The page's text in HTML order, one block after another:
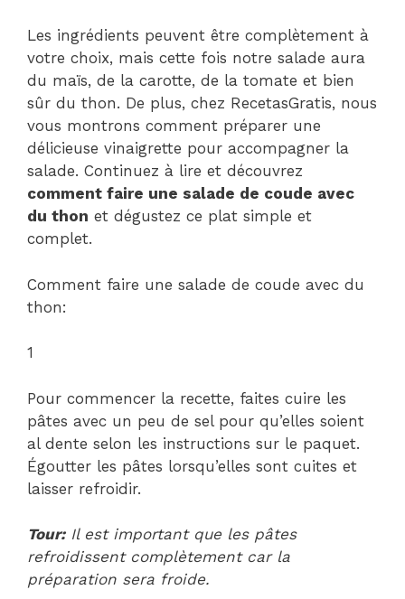
Les ingrédients peuvent être complètement à
votre choix, mais cette fois notre salade aura
du maïs, de la carotte, de la tomate et bien
sûr du thon. De plus, chez RecetasGratis, nous
vous montrons comment préparer une
délicieuse vinaigrette pour accompagner la
salade. Continuez à lire et découvrez
comment faire une salade de coude avec
du thon et dégustez ce plat simple et
complet.
Comment faire une salade de coude avec du
thon:
1
Pour commencer la recette, faites cuire les
pâtes avec un peu de sel pour qu’elles soient
al dente selon les instructions sur le paquet.
Égoutter les pâtes lorsqu’elles sont cuites et
laisser refroidir.
Tour:Il est important que les pâtes
refroidissent complètement car la
préparation sera froide.